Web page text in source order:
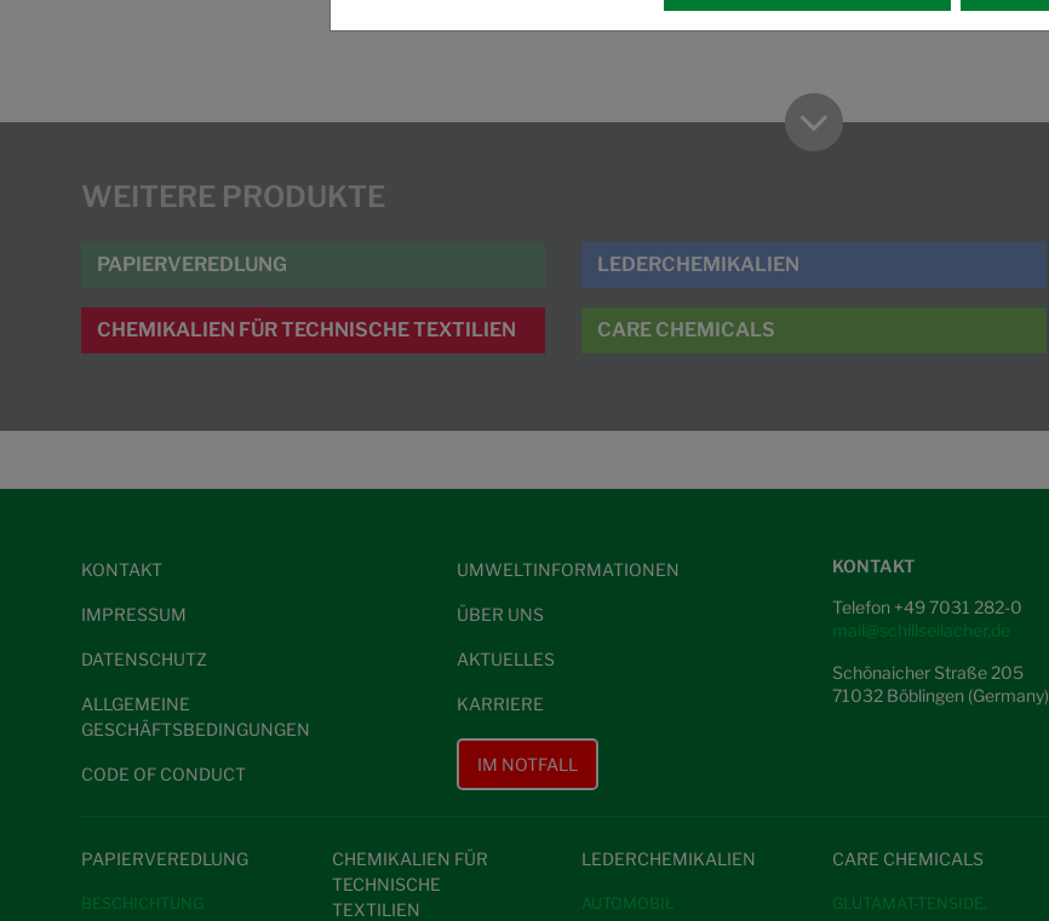
WEITERE PRODUKTE
PAPIERVEREDLUNG
CHEMIKALIEN FÜR TECHNISCHE TEXTILIEN
LEDERCHEMIKALIEN
CARE CHEMICALS
KONTAKT
IMPRESSUM
DATENSCHUTZ
ALLGEMEINE
GESCHÄFTSBEDINGUNGEN
CODE OF CONDUCT
UMWELTINFORMATIONEN
ÜBER UNS
AKTUELLES
KARRIERE
IM NOTFALL
KONTAKT
Telefon +49 7031 282-0
mail@schillseilacher.de
Schönaicher Straße 205
71032 Böblingen (Germany)
PAPIERVEREDLUNG
BESCHICHTUNG
CHEMIKALIEN FÜR
TECHNISCHE
TEXTILIEN
LEDERCHEMIKALIEN
AUTOMOBIL
CARE CHEMICALS
GLUTAMAT-TENSIDE.